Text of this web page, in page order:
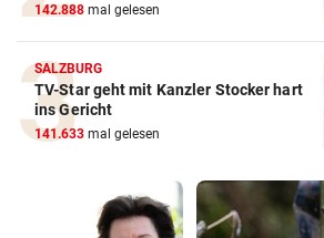
142.888 mal gelesen
SALZBURG
TV-Star geht mit Kanzler Stocker hart
ins Gericht
141.633 mal gelesen